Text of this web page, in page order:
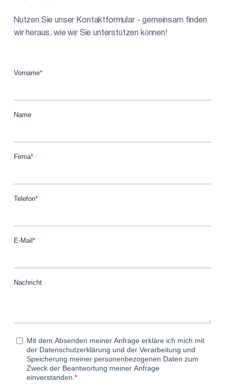
Nutzen Sie unser Kontaktformular - gemeinsam finden
wir heraus, wie wir Sie unterstützen können!